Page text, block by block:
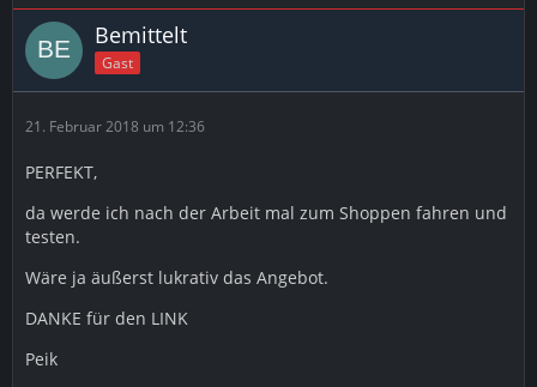
Bemittelt
Gast
21. Februar 2018 um 12:36
PERFEKT,
da werde ich nach der Arbeit mal zum Shoppen fahren und
testen.
Wäre ja äußerst lukrativ das Angebot.
DANKE für den LINK
Peik